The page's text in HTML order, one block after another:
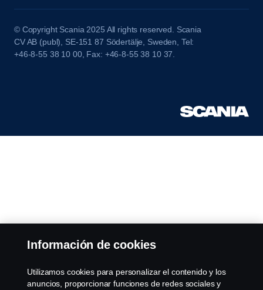
© Copyright Scania 2025 All rights reserved. Scania
CV AB (publ), SE-151 87 Södertälje, Sweden, Tel:
+46-8-55 38 10 00, Fax: +46-8-55 38 10 37.
Información de cookies
Utilizamos cookies para personalizar el contenido y los
anuncios, proporcionar funciones de redes sociales y